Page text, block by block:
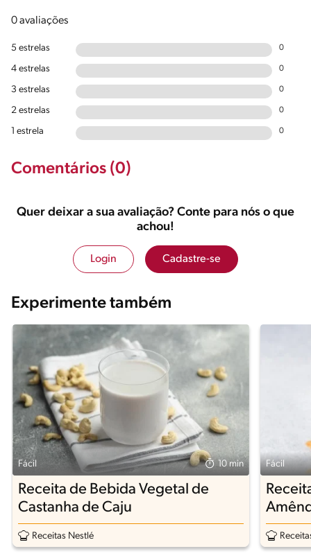
0 avaliações
5 estrelas 0
4 estrelas 0
3 estrelas 0
2 estrelas 0
1 estrela 0
Comentários (0)
Quer deixar a sua avaliação? Conte para nós o que
achou!
Login Cadastre-se
Experimente também
Fácil 10 min
Receita de Bebida Vegetal de
Castanha de Caju
Receitas Nestlé
Fácil